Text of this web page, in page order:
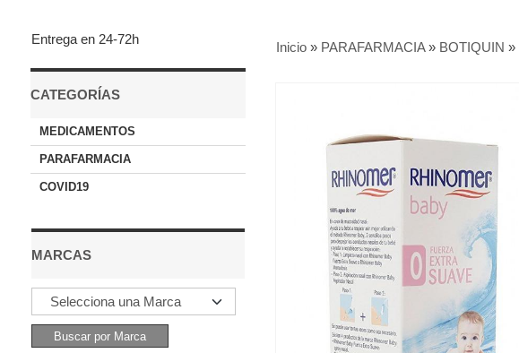
Entrega en 24-72h
CATEGORÍAS
MEDICAMENTOS
PARAFARMACIA
COVID19
MARCAS
Inicio» PARAFARMACIA» BOTIQUIN »